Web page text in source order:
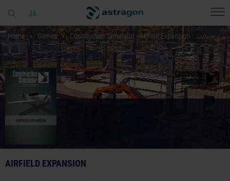
JA
Home Games Construction Simulator - Airfield Expansion
AIRFIELD EXPANSION